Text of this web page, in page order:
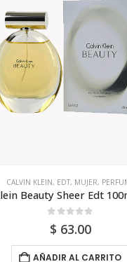
CALVIN KLEIN, EDT, MUJER,
out of 5
$ 63.00
AÑADIR AL CARRITO